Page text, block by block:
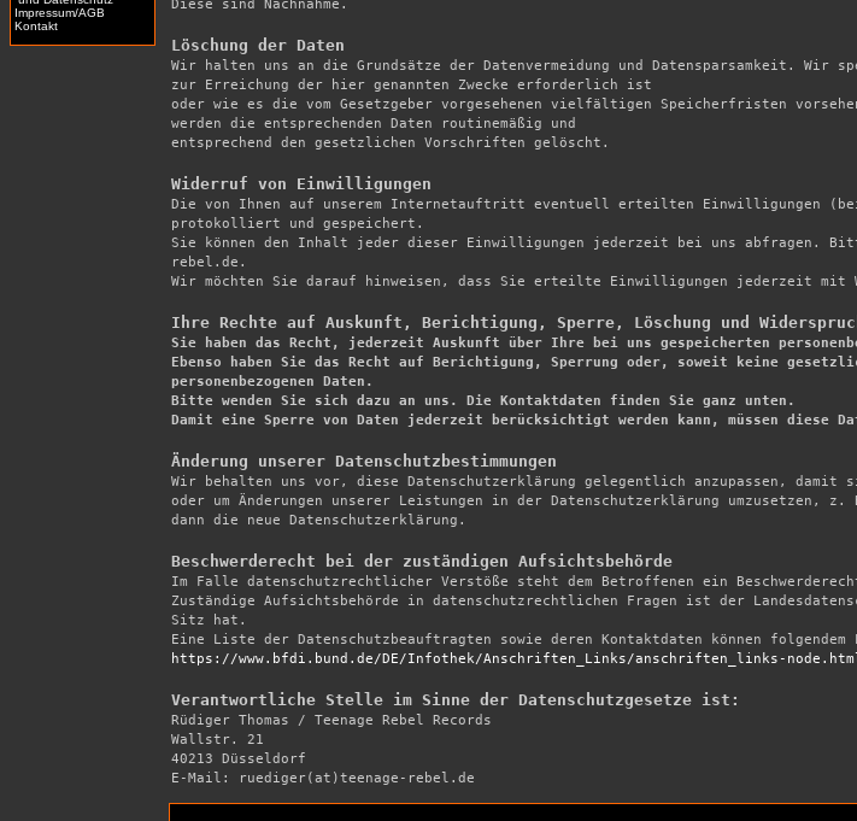
Impressum/AGB
Kontakt
Diese sind Nachnahme.
Löschung der Daten
Wir halten uns an die Grundsätze der Datenvermeidung und Datensparsamkeit. Wir
zur Erreichung der hier genannten Zwecke erforderlich ist
oder wie es die vom Gesetzgeber vorgesehenen vielfältigen Speicherfristen
werden die entsprechenden Daten routinemäßig und
entsprechend den gesetzlichen Vorschriften gelöscht.
Widerruf von Einwilligungen
Die von Ihnen auf unserem Internetauftritt eventuell erteilten Einwilligungen
protokolliert und gespeichert.
Sie können den Inhalt jeder dieser Einwilligungen jederzeit bei uns abfragen.
rebel.de.
Wir möchten Sie darauf hinweisen, dass Sie erteilte Einwilligungen jederzeit mit
Ihre Rechte auf Auskunft, Berichtigung, Sperre, Löschung und
Sie haben das Recht, jederzeit Auskunft über Ihre bei uns gespeicherten
Ebenso haben Sie das Recht auf Berichtigung, Sperrung oder, soweit keine
personenbezogenen Daten.
Bitte wenden Sie sich dazu an uns. Die Kontaktdaten finden Sie ganz unten.
Damit eine Sperre von Daten jederzeit berücksichtigt werden kann, müssen diese
Änderung unserer Datenschutzbestimmungen
Wir behalten uns vor, diese Datenschutzerklärung gelegentlich anzupassen,
oder um Änderungen unserer Leistungen in der Datenschutzerklärung
dann die neue Datenschutzerklärung.
Beschwerderecht bei der zuständigen Aufsichtsbehörde
Im Falle datenschutzrechtlicher Verstöße steht dem Betroffenen ein
Zuständige Aufsichtsbehörde in datenschutzrechtlichen Fragen ist der
Sitz hat.
https://www.bfdi.bund.de/DE/Infothek/Anschriften_Links/anschriften_links-
Verantwortliche Stelle im Sinne der Datenschutzgesetze ist:
Rüdiger Thomas / Teenage Rebel Records
Wallstr. 21
40213 Düsseldorf
E-Mail: ruediger(at)teenage-rebel.de